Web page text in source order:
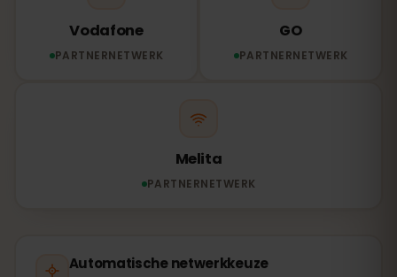
Vodafone
PARTNERNETWERK
GO
PARTNERNETWERK
Melita
PARTNERNETWERK
Automatische netwerkkeuze